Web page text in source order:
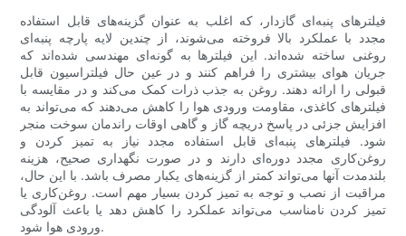
فیلترهای پنبه‌ای گازدار، که اغلب به عنوان گزینه‌های قابل استفاده
مجدد با عملکرد بالا فروخته می‌شوند، از چندین لایه پارچه پنبه‌ای
روغنی ساخته شده‌اند. این فیلترها به گونه‌ای مهندسی شده‌اند که
جریان هوای بیشتری را فراهم کنند و در عین حال فیلتراسیون قابل
قبولی را ارائه دهند. روغن به جذب ذرات کمک می‌کند و در مقایسه با
فیلترهای کاغذی، مقاومت ورودی هوا را کاهش می‌دهند که می‌تواند به
افزایش جزئی در پاسخ دریچه گاز و گاهی اوقات راندمان سوخت منجر
شود. فیلترهای پنبه‌ای قابل استفاده مجدد نیاز به تمیز کردن و
روغن‌کاری مجدد دوره‌ای دارند و در صورت نگهداری صحیح، هزینه
بلندمدت آنها می‌تواند کمتر از گزینه‌های یکبار مصرف باشد. با این حال،
مراقبت از نصب و توجه به تمیز کردن بسیار مهم است. روغن‌کاری یا
تمیز کردن نامناسب می‌تواند عملکرد را کاهش دهد یا باعث آلودگی
ورودی هوا شود.